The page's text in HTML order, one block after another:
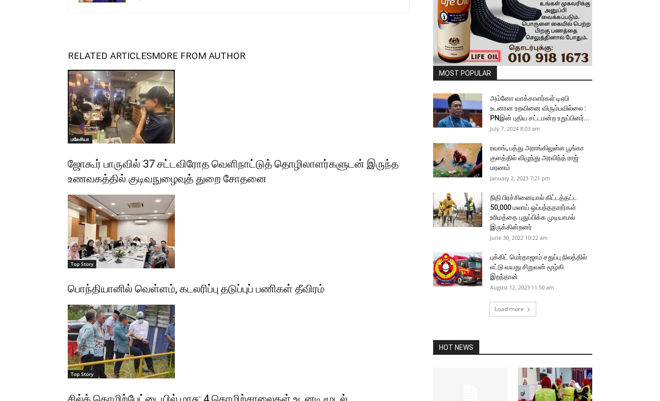
RELATED ARTICLESMORE FROM AUTHOR
மலேசியா
ஜோகூர் பாருவில் 37 சட்டவிரோத வெளிநாட்டுத் தொழிலாளர்களுடன் இருந்த
உணவகத்தில் குடிவநுழைவுத் துறை சோதனை
Top Story
பொந்தியானில் வெள்ளம், கடலரிப்பு தடுப்புப் பணிகள் தீவிரம்
Top Story
MOST POPULAR
அம்னோ வாக்காளர்கள் டிஏபி
உடனான உறவினை விரும்பவில்லை :
PNஇன் புதிய சட்டமன்ற உறுப்பினர்...
July 7, 2024 8:03 am
ரவாங், பத்து அராங்கிலுள்ள பூங்கா
குளத்தில் விழுந்து அரவிந்த் ராஜ்
மரணம்
January 2, 2023 7:21 pm
நிதி பிரச்சினையால் கிட்டத்தட்ட
50,000 மலாய் ஒப்பந்ததாரர்கள்
உரிமத்தை புதுப்பிக்க முடியாமல்
இருக்கின்றனர்
June 30, 2022 10:22 am
புக்கிட் மெர்தாஜாம் சதுப்பு நிலத்தில்
எட்டு வயது சிறுவன் மூழ்கி
இறந்தான்
August 12, 2023 11:50 am
Load more
HOT NEWS